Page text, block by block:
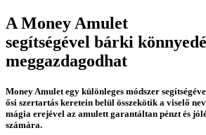
A Money Amulet
segítségével bárki
meggazdagodhat
Money Amulet egy különleges módszer
ősi szertartás keretein belül összekötik a viselő
mágia erejével az amulett garantáltan pénzt és
számára.